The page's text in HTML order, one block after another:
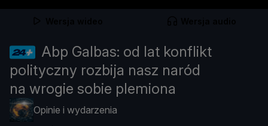
Abp Galbas: od lat konflikt
polityczny rozbija nasz naród
na wrogie sobie plemiona
Opinie i wydarzenia